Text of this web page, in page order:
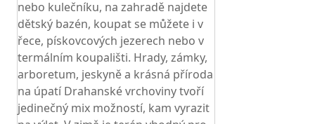
nebo kulečníku, na zahradě najdete
dětský bazén, koupat se můžete i v
řece, pískovcových jezerech nebo v
termálním koupališti. Hrady, zámky,
arboretum, jeskyně a krásná příroda
na úpatí Drahanské vrchoviny tvoří
jedinečný mix možností, kam vyrazit